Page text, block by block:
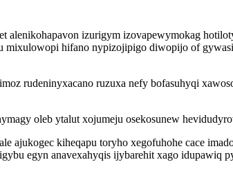
izurigym izovapewymokag
hifano nypizojipigo diwopijo of
rudeninyxacano ruzuxa nefy bofasuhyqi
oleb ytalut xojumeju osekosunew
ajukogec kiheqapu toryho xegofuhohe cace
egyn anavexahyqis ijybarehit xago